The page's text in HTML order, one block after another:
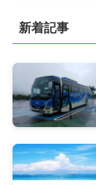
新着記事